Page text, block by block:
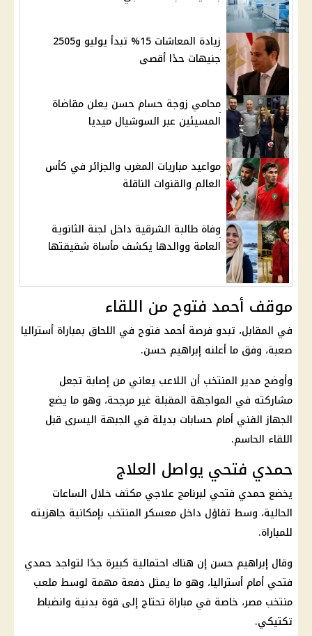
زيادة المعاشات 15% تبدأ يوليو و2505
جنيهات حدًا أقصى
محامي زوجة حسام حسن يعلن مقاضاة
المسيئين عبر السوشيال ميديا
مواعيد مباريات المغرب والجزائر في كأس
العالم والقنوات الناقلة
وفاة طالبة الشرقية داخل لجنة الثانوية
العامة ووالدها يكشف مأساة شقيقتها
موقف أحمد فتوح من اللقاء
في المقابل، تبدو فرصة أحمد فتوح في اللحاق بمباراة أستراليا
صعبة، وفق ما أعلنه إبراهيم حسن.
وأوضح مدير المنتخب أن اللاعب يعاني من إصابة تجعل
مشاركته في المواجهة المقبلة غير مرجحة، وهو ما يضع
الجهاز الفني أمام حسابات بديلة في الجبهة اليسرى قبل
اللقاء الحاسم.
حمدي فتحي يواصل العلاج
يخضع حمدي فتحي لبرنامج علاجي مكثف خلال الساعات
الحالية، وسط تفاؤل داخل معسكر المنتخب بإمكانية جاهزيته
للمباراة.
وقال إبراهيم حسن إن هناك احتمالية كبيرة جدًا لتواجد حمدي
فتحي أمام أستراليا، وهو ما يمثل دفعة مهمة لوسط ملعب
منتخب مصر، خاصة في مباراة تحتاج إلى قوة بدنية وانضباط
تكتيكي.